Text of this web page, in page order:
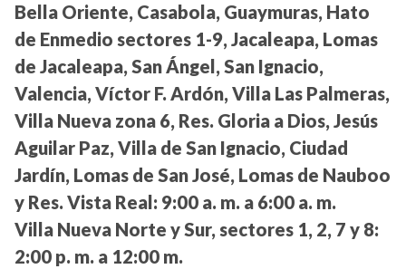
Bella Oriente, Casabola, Guaymuras, Hato
de Enmedio sectores 1-9, Jacaleapa, Lomas
de Jacaleapa, San Ángel, San Ignacio,
Valencia, Víctor F. Ardón, Villa Las Palmeras,
Villa Nueva zona 6, Res. Gloria a Dios, Jesús
Aguilar Paz, Villa de San Ignacio, Ciudad
Jardín, Lomas de San José, Lomas de Nauboo
y Res. Vista Real: 9:00 a. m. a 6:00 a. m.
Villa Nueva Norte y Sur, sectores 1, 2, 7 y 8:
2:00 p. m. a 12:00 m.